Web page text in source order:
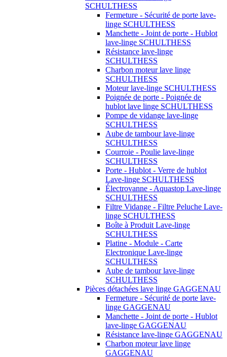
SCHULTHESS
Fermeture - Sécurité de porte lave-
linge SCHULTHESS
Manchette - Joint de porte - Hublot
lave-linge SCHULTHESS
Résistance lave-linge
SCHULTHESS
Charbon moteur lave linge
SCHULTHESS
Moteur lave-linge SCHULTHESS
Poignée de porte - Poignée de
hublot lave linge SCHULTHESS
Pompe de vidange lave-linge
SCHULTHESS
Aube de tambour lave-linge
SCHULTHESS
Courroie - Poulie lave-linge
SCHULTHESS
Porte - Hublot - Verre de hublot
Lave-linge SCHULTHESS
Électrovanne - Aquastop Lave-linge
SCHULTHESS
Filtre Vidange - Filtre Peluche Lave-
linge SCHULTHESS
Boîte à Produit Lave-linge
SCHULTHESS
Platine - Module - Carte
Electronique Lave-linge
SCHULTHESS
Aube de tambour lave-linge
SCHULTHESS
Pièces détachées lave linge GAGGENAU
Fermeture - Sécurité de porte lave-
linge GAGGENAU
Manchette - Joint de porte - Hublot
lave-linge GAGGENAU
Résistance lave-linge GAGGENAU
Charbon moteur lave linge
GAGGENAU